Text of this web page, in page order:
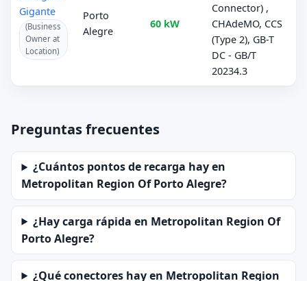
Gigante
(Business
Owner at
Location)
Porto
Alegre
60 kW
Connector) ,
CHAdeMO, CCS
(Type 2), GB-T
DC - GB/T
20234.3
Preguntas frecuentes
¿Cuántos pontos de recarga hay en
Metropolitan Region Of Porto Alegre?
¿Hay carga rápida en Metropolitan Region Of
Porto Alegre?
¿Qué conectores hay en Metropolitan Region